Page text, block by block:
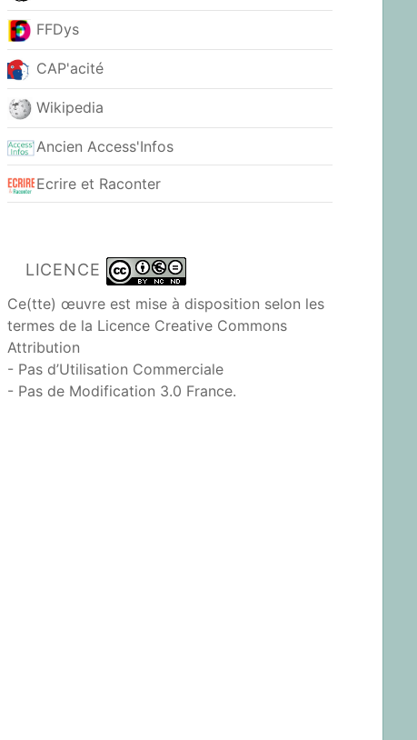
FFDys
CAP'acité
Wikipedia
Ancien Access'Infos
Ecrire et Raconter
LICENCE
Ce(tte) œuvre est mise à disposition selon les
termes de la Licence Creative Commons
Attribution
- Pas d’Utilisation Commerciale
- Pas de Modification 3.0 France.